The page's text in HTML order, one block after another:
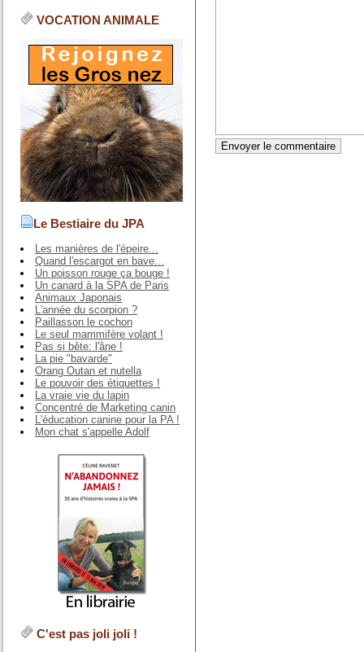
VOCATION ANIMALE
Le Bestiaire du JPA
Les manières de l'épeire...
Quand l'escargot en bave...
Un poisson rouge ça bouge !
Un canard à la SPA de Paris
Animaux Japonais
L'année du scorpion ?
Paillasson le cochon
Le seul mammifère volant !
Pas si bête: l'âne !
La pie "bavarde"
Orang Outan et nutella
Le pouvoir des étiquettes !
La vraie vie du lapin
Concentré de Marketing canin
L'éducation canine pour la PA !
Mon chat s'appelle Adolf
C'est pas joli joli !